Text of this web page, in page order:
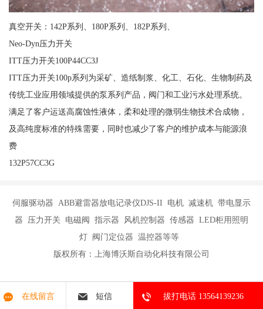
真空开关：142P系列、180P系列、182P系列、
Neo-Dyn压力开关
ITT压力开关100P44CC3J
ITT压力开关100p系列为采矿、造纸制浆、化工、石化、生物制药及
传统工业应用领域提供的泵系列产品，阀门和工业污水处理系统。
满足了客户运送高腐蚀性液体，柔和处理的微弱生物技术合成物，
及高纯度标准的特殊需要，同时也减少了客户的维护成本与能源浪
费
132P57CC3G
伺服驱动器 ABB避雷器放电记录仪DJS-II 电机 减速机 带电显示
器 压力开关 电磁阀 指示器 风机控制器 传感器 LED柜用照明
灯 阀门定位器 温控器等等
版权所有：上海博沃斯自动化科技有限公司
在线留言 短信 拔打电话 13564139236